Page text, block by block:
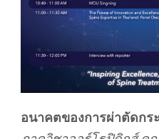
อนาคตของการผ่าตัดกร